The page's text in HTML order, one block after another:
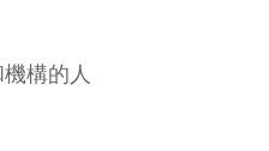
構的人